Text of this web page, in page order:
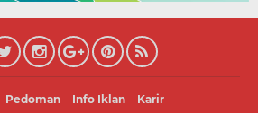
Pedoman Info Iklan Karir